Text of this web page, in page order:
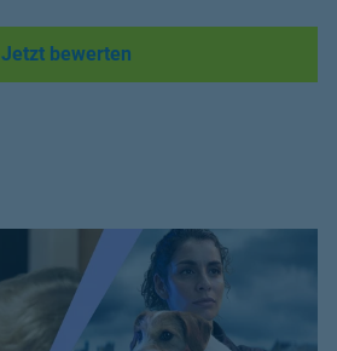
خذ القرار الآن، وابدأ في بناء أمانك المالي بثقة.
Jetzt bewerten